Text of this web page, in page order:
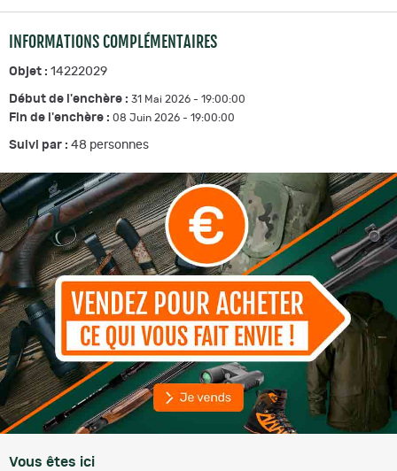
INFORMATIONS COMPLÉMENTAIRES
Objet : 14222029
Début de l'enchère : 31 Mai 2026 - 19:00:00
Fin de l'enchère : 08 Juin 2026 - 19:00:00
Suivi par : 48 personnes
Vous êtes ici